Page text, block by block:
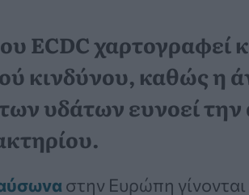
ECDC χαρτογραφεί
κινδύνου, καθώς η
υδάτων ευνοεί
στην Ευρώπη